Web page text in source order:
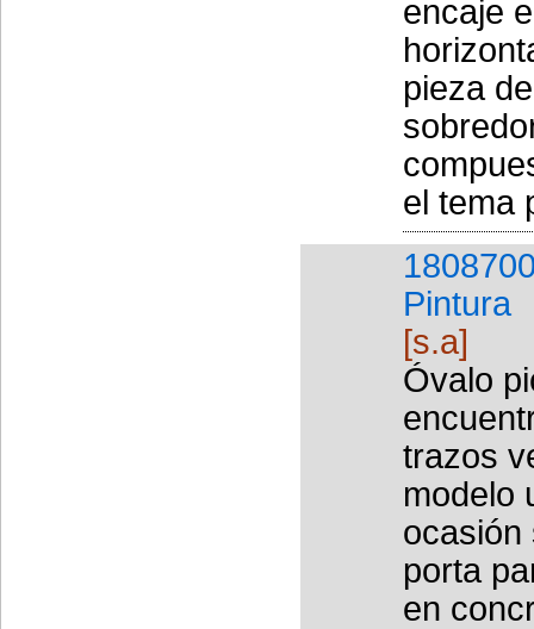
encaje
pieza
el tema
Pintura
[s.a]
Óvalo
trazos
modelo
ocasión
porta
en